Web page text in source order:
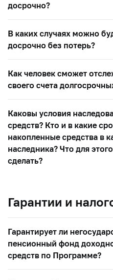
досрочно?
В каких случаях можно
досрочно без потерь?
Как человек сможет
своего счета
Каковы условия
средств? Кто и в какие
накопленные средства в
наследника? Что для
сделать?
Гарантии и
Гарантирует ли
пенсионный фонд
средств по Программе?